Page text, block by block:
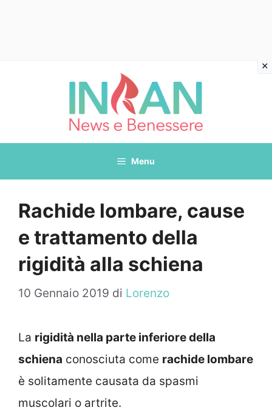
Menu
Rachide lombare, cause
e trattamento della
rigidità alla schiena
10 Gennaio 2019 di Lorenzo
La rigidità nella parte inferiore della
schiena conosciuta come rachide lombare
è solitamente causata da spasmi
muscolari o artrite.